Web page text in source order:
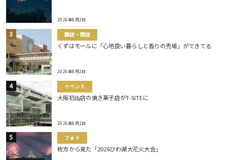
2026年8月2日
開店・閉店
くずはモールに「心地良い暮らしと香りの売場」ができてる
2026年8月2日
イベント
大阪初出店の焼き菓子店がT-SITEに
2026年8月1日
フォト
枚方から見た「2026びわ湖大花火大会」